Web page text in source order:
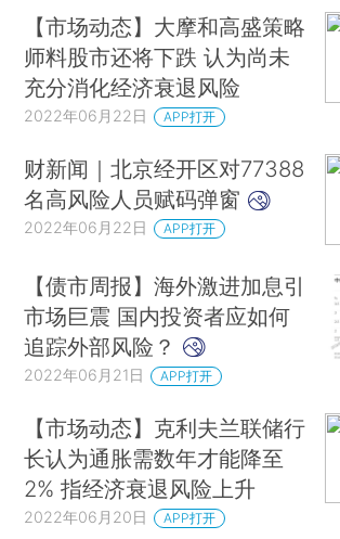
【市场动态】大摩和高盛策略
师料股市还将下跌 认为尚未
充分消化经济衰退风险
2022年06月22日 APP打开
财新闻｜北京经开区对77388
名高风险人员赋码弹窗
2022年06月22日 APP打开
【债市周报】海外激进加息引
市场巨震 国内投资者应如何
追踪外部风险？
2022年06月21日 APP打开
【市场动态】克利夫兰联储行
长认为通胀需数年才能降至
2% 指经济衰退风险上升
2022年06月20日 APP打开